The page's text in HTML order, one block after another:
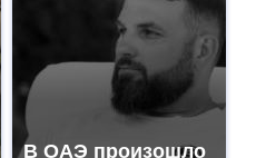
В ОАЭ произошло